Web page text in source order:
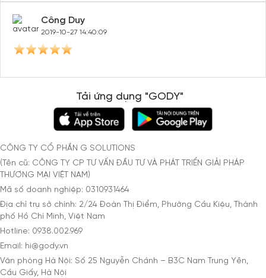
Công Duy
2019-10-27 14:40:09
Tải ứng dụng "GODY"
CÔNG TY CỔ PHẦN G SOLUTIONS
(Tên cũ: CÔNG TY CP TƯ VẤN ĐẦU TƯ VÀ PHÁT TRIỂN GIẢI PHÁP
THƯƠNG MẠI VIỆT NAM)
Mã số doanh nghiệp: 0310931464
Địa chỉ trụ sở chính: 2/24 Đoàn Thị Điểm, Phường Cầu Kiệu, Thành
phố Hồ Chí Minh, Việt Nam
Hotline: 0938.002.969
Email: hi@gody.vn
Văn phòng Hà Nội: Số 25 Nguyễn Chánh – B3C Nam Trung Yên,
Cầu Giấy, Hà Nội